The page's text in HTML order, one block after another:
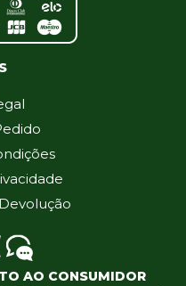
AO CONSUMIDOR